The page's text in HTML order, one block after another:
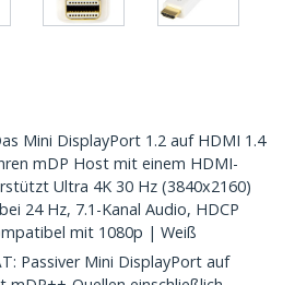
Mini DisplayPort 1.2 auf HDMI 1.4
mDP Host mit einem HDMI-
Ultra 4K 30 Hz (3840x2160)
24 Hz, 7.1-Kanal Audio, HDCP
mit 1080p | Weiß
Passiver Mini DisplayPort auf